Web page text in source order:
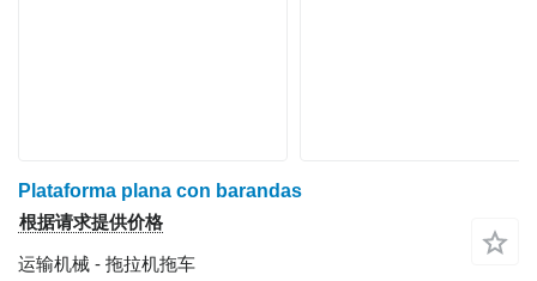
Plataforma plana con barandas
根据请求提供价格
运输机械 - 拖拉机拖车